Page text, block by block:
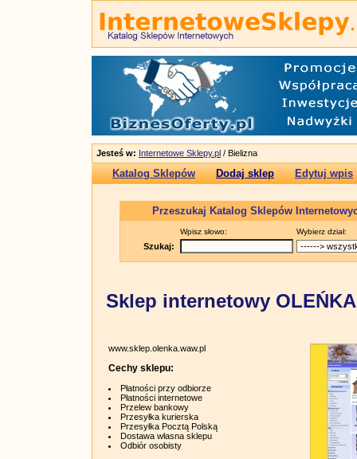
Jesteś w: Internetowe Sklepy.pl / Bielizna
Katalog Sklepów Dodaj sklep Edytuj wpis
Przeszukaj Katalog Sklepów
Wpisz słowo: Wybierz dział:
Szukaj:
Sklep internetowy OLEŃKA
www.sklep.olenka.waw.pl
Cechy sklepu:
Płatności przy odbiorze
Płatności internetowe
Przelew bankowy
Przesyłka kurierska
Przesyłka Pocztą Polską
Dostawa własna sklepu
Odbiór osobisty